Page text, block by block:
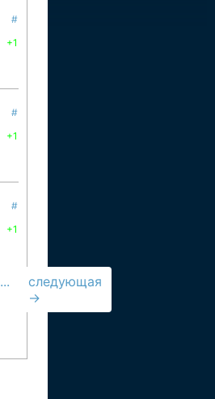
#
+1
#
+1
#
+1
...
следующая
→